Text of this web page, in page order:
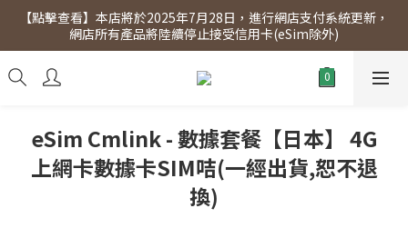
【點擊查看】會員專享 星期三全單95折!!!（優惠期至2026年12月
31日）。滿$300即免運費。
【點擊查看】本店將於2025年7月28日，進行網店支付系統更新，
網店所有產品將陸續停止接受信用卡(eSim除外)
【點擊查看】會員專享 星期三全單95折!!!（優惠期至2026年12月
31日）。滿$300即免運費。
eSim Cmlink - 數據套餐【日本】 4G
上網卡數據卡SIM咭(一經出貨,恕不退
換)